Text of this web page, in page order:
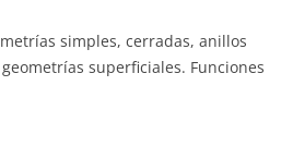
simples, cerradas, anillos
superficiales. Funciones